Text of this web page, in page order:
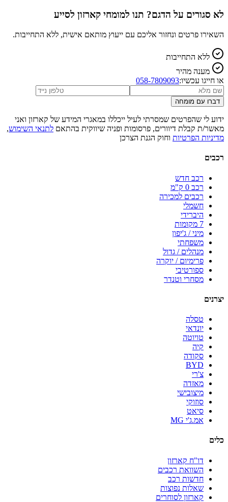
לא סגורים על הדגם? תנו למומחי קארזון לסייע
השאירו פרטים ונחזור אליכם עם ייעוץ מותאם אישית, ללא התחייבות.
ללא התחייבות
מענה מהיר
או חייגו עכשיו:058-7809093
דברו עם מומחה
ידוע לי שהפרטים שמסרתי לעיל ייכללו במאגרי המידע של קארזון ואני
מאשר/ת קבלת דיוורים, פרסומות ופניה שיווקית בהתאם לתנאי השימוש,
מדיניות הפרטיות וחוק הגנת הצרכן
רכבים
רכב חדש
רכב 0 ק"מ
רכבים למכירה
חשמלי
היברידי
7 מקומות
מיני / ג'יפון
משפחתי
מנהלים / גדול
פרימיום / יוקרה
ספורטיבי
מסחרי וטנדר
יצרנים
טסלה
יונדאי
טויוטה
קיה
סקודה
BYD
צ'רי
מאזדה
מיצובישי
סוזוקי
סיאט
אמ.ג'י MG
כלים
דו"ח קארזון
השוואת רכבים
חדשות רכב
שאלות נפוצות
קארזון לסוחרים